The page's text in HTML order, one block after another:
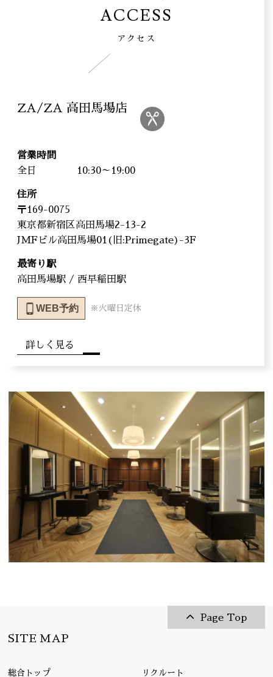
ACCESS
アクセス
ZA/ZA 高田馬場店
営業時間
全日
10:30～19:00
住所
〒169-0075
東京都新宿区高田馬場2-13-2
JMFビル高田馬場01(旧:Primegate)-3F
最寄り駅
高田馬場駅 / 西早稲田駅
WEB予約 ※火曜日定休
詳しく見る
Page Top
SITE MAP
総合トップ リクルート